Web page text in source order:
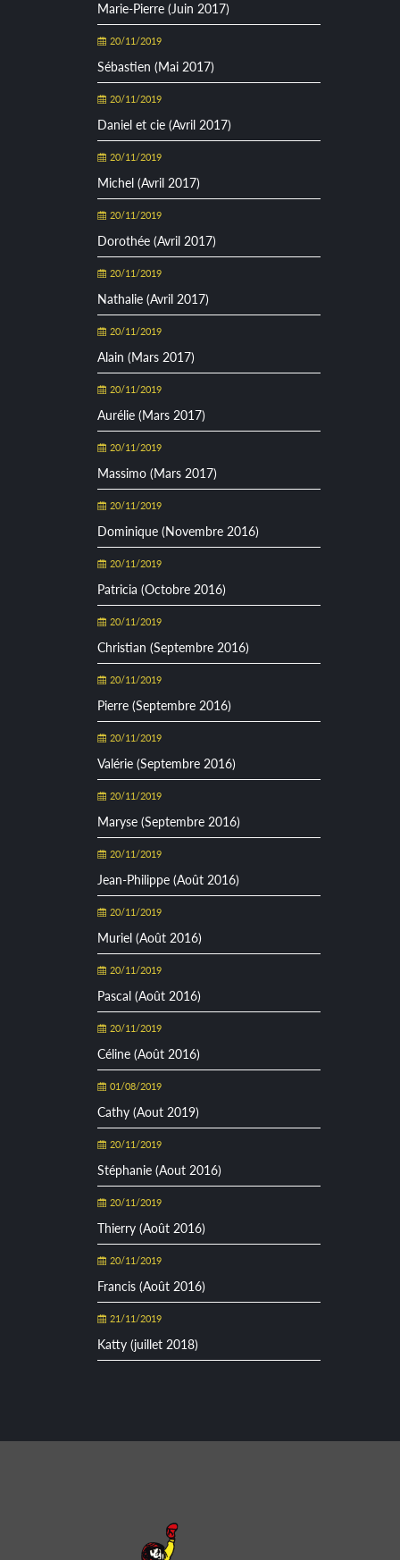
Marie-Pierre (Juin 2017)
20/11/2019
Sébastien (Mai 2017)
20/11/2019
Daniel et cie (Avril 2017)
20/11/2019
Michel (Avril 2017)
20/11/2019
Dorothée (Avril 2017)
20/11/2019
Nathalie (Avril 2017)
20/11/2019
Alain (Mars 2017)
20/11/2019
Aurélie (Mars 2017)
20/11/2019
Massimo (Mars 2017)
20/11/2019
Dominique (Novembre 2016)
20/11/2019
Patricia (Octobre 2016)
20/11/2019
Christian (Septembre 2016)
20/11/2019
Pierre (Septembre 2016)
20/11/2019
Valérie (Septembre 2016)
20/11/2019
Maryse (Septembre 2016)
20/11/2019
Jean-Philippe (Août 2016)
20/11/2019
Muriel (Août 2016)
20/11/2019
Pascal (Août 2016)
20/11/2019
Céline (Août 2016)
01/08/2019
Cathy (Aout 2019)
20/11/2019
Stéphanie (Aout 2016)
20/11/2019
Thierry (Août 2016)
20/11/2019
Francis (Août 2016)
21/11/2019
Katty (juillet 2018)